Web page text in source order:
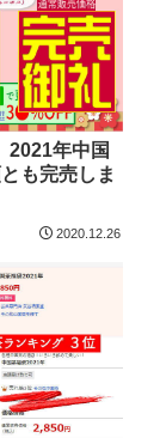
2021年中国
も完売しま
2020.12.26